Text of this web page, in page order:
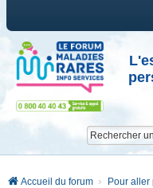
Accueil du forum Pour aller